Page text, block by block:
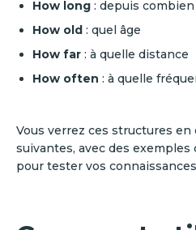
How long : depuis
How old : quel âge
How far : à quelle distance
How often : à quelle
Vous verrez ces structures
suivantes, avec des
pour tester vos